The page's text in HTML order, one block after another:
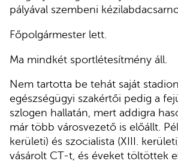
pályával szembeni
Főpolgármester lett.
Ma mindkét sportlétesítmény áll.
Nem tartotta be tehát saját
egészségügyi szakértői pedig a
szlogen hallatán, mert addigra
már több városvezető is előállt.
kerületi) és szocialista (XIII.
vásárolt CT-t, és éveket töltöttek